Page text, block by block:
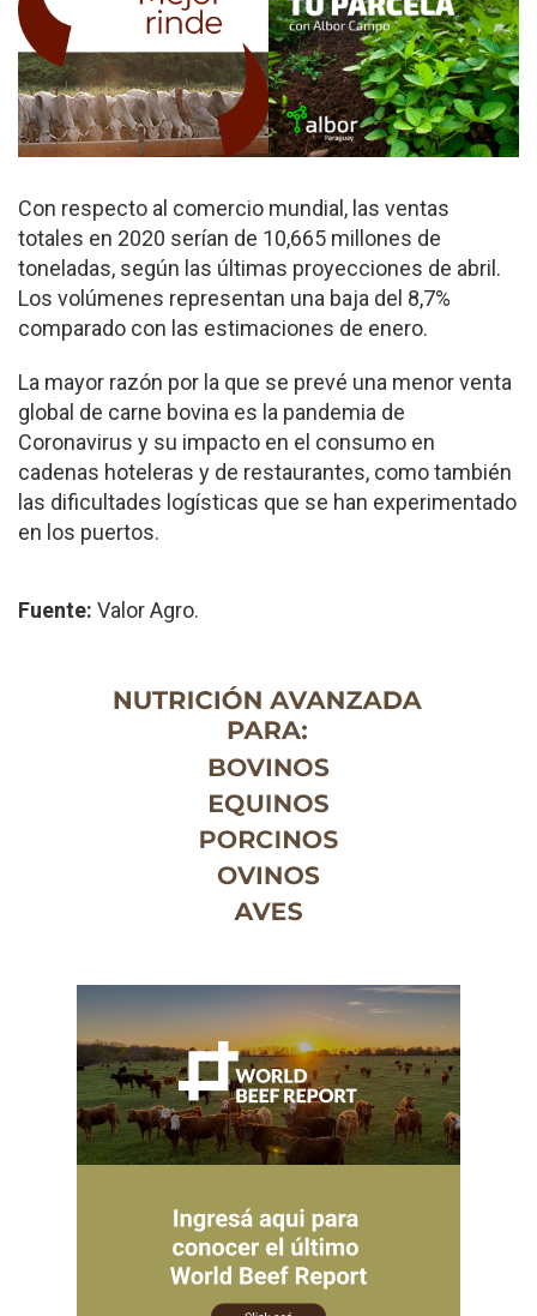
Con respecto al comercio mundial, las ventas
totales en 2020 serían de 10,665 millones de
toneladas, según las últimas proyecciones de abril.
Los volúmenes representan una baja del 8,7%
comparado con las estimaciones de enero.
La mayor razón por la que se prevé una menor venta
global de carne bovina es la pandemia de
Coronavirus y su impacto en el consumo en
cadenas hoteleras y de restaurantes, como también
las dificultades logísticas que se han experimentado
en los puertos.
Fuente: Valor Agro.